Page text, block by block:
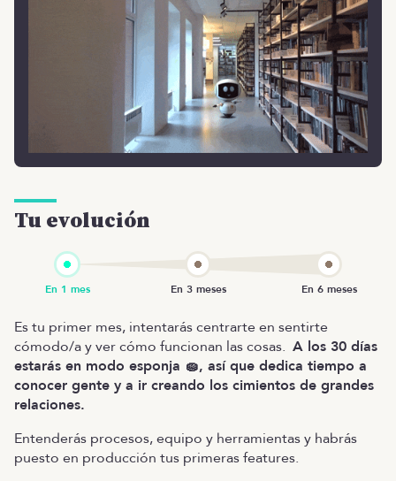
Tu evolución
Es tu primer mes, intentarás centrarte en sentirte
cómodo/a y ver cómo funcionan las cosas. A los 30 días
estarás en modo esponja 🧽, así que dedica tiempo a
conocer gente y a ir creando los cimientos de grandes
relaciones.
Entenderás procesos, equipo y herramientas y habrás
puesto en producción tus primeras features.